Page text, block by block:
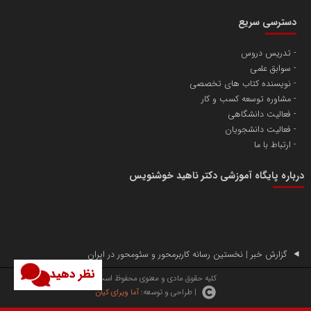
نظر دهید
پایگاه اطلاع رسانی سپهر
وزارت علوم، تحقیقات و فناوری
خبرنگار اختصاصی خبرگزاری گزارش خبر
دسترسی سریع
تدریس دروس
سوابق علمی
نویسنده کتاب های تخصصی
مشاوره توسعه کسب و کار
فعالیت دانشگاهی
فعالیت دانشجویان
ارتباط با ما
درباره پایگاه آموزشی دکتر ناهید خوشنویس
گزارش خبر | نخستین رسانه کاربرمحور و سئومحور در ایران
کلیه حقوق مادی و معنوی محفوظ است.
| طراحی و توسعه: آما ویرای کیان